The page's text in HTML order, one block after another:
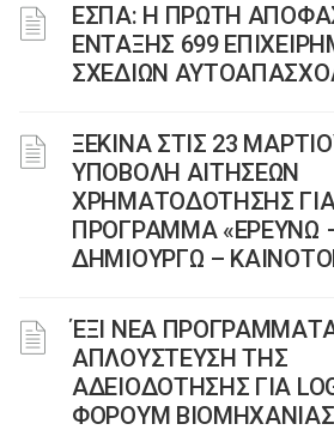
ΕΣΠΑ: Η ΠΡΩΤΗ
ΕΝΤΑΞΗΣ 699
ΣΧΕΔΙΩΝ
ΞΕΚΙΝΑ ΣΤΙΣ 23
ΥΠΟΒΟΛΗ ΑΙΤΗΣΕΩΝ
ΧΡΗΜΑΤΟΔΟΤΗΣΗΣ
ΠΡΟΓΡΑΜΜΑ «ΕΡΕΥΝΩ
ΔΗΜΙΟΥΡΓΩ –
ΈΞΙ ΝΕΑ
AΠΛΟΥΣΤΕΥΣΗ ΤΗΣ
ΑΔΕΙΟΔΟΤΗΣΗΣ ΓΙΑ
ΦΟΡΟΥΜ ΒΙΟΜΗΧΑΝΙΑΣ